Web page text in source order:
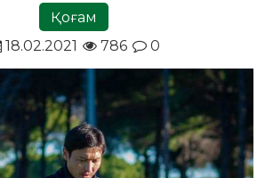
Қоғам
18.02.2021
786 0